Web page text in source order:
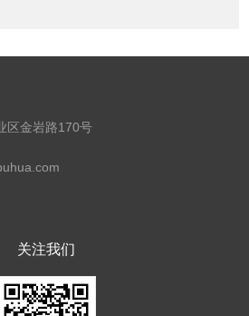
区金岩路170号
关注我们